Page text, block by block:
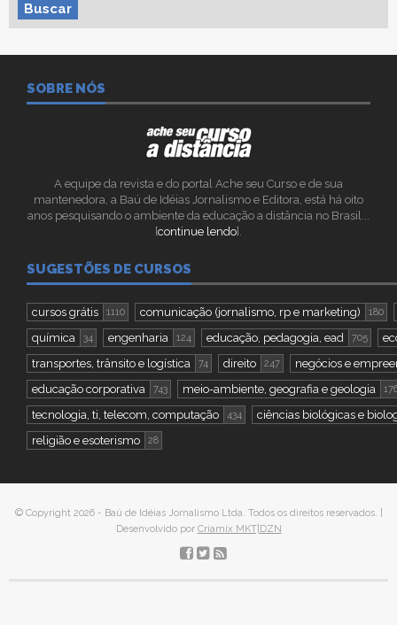
Buscar
SOBRE NÓS
A equipe da revista e do portal Ache seu Curso e de sua
mantenedora, a Baú de Idéias Jornalismo e Editora, está há oito
anos pesquisando o ambiente da educação a distância no Brasil...
[continue lendo].
SUGESTÕES DE CURSOS
cursos grátis 1110 comunicação (jornalismo, rp e marketing) 180
química 34 engenharia 124 educação, pedagogia, ead 705
transportes, trânsito e logística
74 direito 247
negócios e
educação corporativa
743 meio-ambiente, geografia e geologia
tecnologia, ti, telecom, computação 434
ciências biológicas e
religião e esoterismo
28
© Copyright 2026 - Baú de Idéias Jornalismo Ltda. Todos os direitos reservados. |
Desenvolvido por Criamix MKT|DZN